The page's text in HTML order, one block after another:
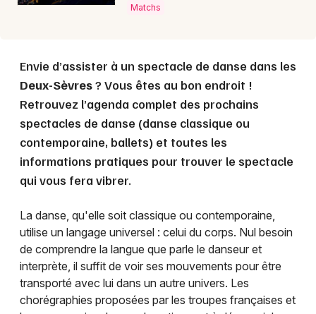
Matchs
Envie d’assister à un spectacle de danse dans les
Deux-Sèvres? Vous êtes au bon endroit !
Retrouvez l’agenda complet des prochains
spectacles de danse (danse classique ou
contemporaine, ballets) et toutes les
informations pratiques pour trouver le spectacle
qui vous fera vibrer.
La danse, qu'elle soit classique ou contemporaine,
utilise un langage universel : celui du corps. Nul besoin
de comprendre la langue que parle le danseur et
interprète, il suffit de voir ses mouvements pour être
transporté avec lui dans un autre univers. Les
chorégraphies proposées par les troupes françaises et